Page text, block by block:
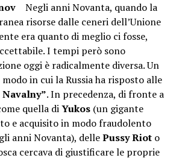
Negli anni Novanta, quando la
risorse dalle ceneri dell’Unione
era quanto di meglio ci fosse,
I tempi però sono
oggi è radicalmente diversa. Un
in cui la Russia ha risposto alle
Navalny”. In precedenza, di fronte a
quella diYukos(un gigante
e acquisito in modo fraudolento
anni Novanta), dellePussy Rioto
cercava di giustificare le proprie